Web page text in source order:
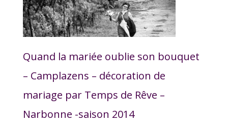
Quand la mariée oublie son bouquet
– Camplazens – décoration de
mariage par Temps de Rêve –
Narbonne -saison 2014